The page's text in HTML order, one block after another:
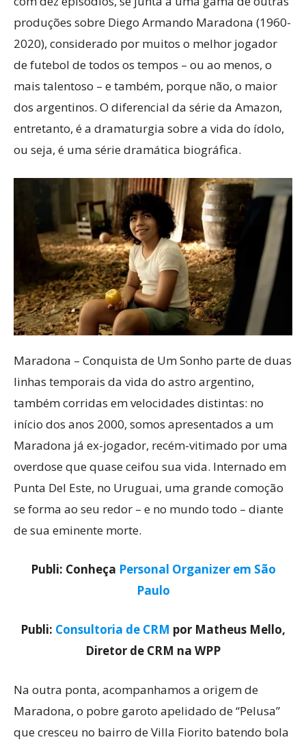
produções sobre Diego Armando Maradona (1960-
2020), considerado por muitos o melhor jogador
de futebol de todos os tempos – ou ao menos, o
mais talentoso – e também, porque não, o maior
dos argentinos. O diferencial da série da Amazon,
entretanto, é a dramaturgia sobre a vida do ídolo,
ou seja, é uma série dramática biográfica.
Maradona – Conquista de Um Sonho parte de duas
linhas temporais da vida do astro argentino,
também corridas em velocidades distintas: no
início dos anos 2000, somos apresentados a um
Maradona já ex-jogador, recém-vitimado por uma
overdose que quase ceifou sua vida. Internado em
Punta Del Este, no Uruguai, uma grande comoção
se forma ao seu redor – e no mundo todo – diante
de sua eminente morte.
Publi: Conheça Personal Organizer em São
Paulo
Publi: Consultoria de CRM por Matheus Mello,
Diretor de CRM na WPP
Na outra ponta, acompanhamos a origem de
Maradona, o pobre garoto apelidado de “Pelusa”
que cresceu no bairro de Villa Fiorito batendo bola